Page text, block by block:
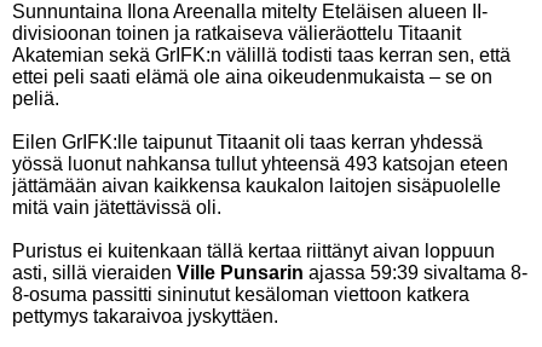
Sunnuntaina Ilona Areenalla mitelty Eteläisen alueen II-
divisioonan toinen ja ratkaiseva välieräottelu Titaanit
Akatemian sekä GrIFK:n välillä todisti taas kerran sen, että
ettei peli saati elämä ole aina oikeudenmukaista – se on
peliä.
Eilen GrIFK:lle taipunut Titaanit oli taas kerran yhdessä
yössä luonut nahkansa tullut yhteensä 493 katsojan eteen
jättämään aivan kaikkensa kaukalon laitojen sisäpuolelle
mitä vain jätettävissä oli.
Puristus ei kuitenkaan tällä kertaa riittänyt aivan loppuun
asti, sillä vieraiden Ville Punsarin ajassa 59:39 sivaltama 8-
8-osuma passitti sininutut kesäloman viettoon katkera
pettymys takaraivoa jyskyttäen.